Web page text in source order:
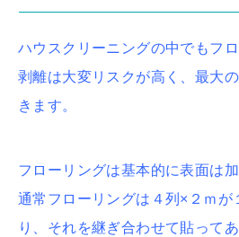
ハウスクリーニングの中でもフ
剥離は大変リスクが高く、最大
きます。
フローリングは基本的に表面は
通常フローリングは４列×２ｍが
り、それを継ぎ合わせて貼ってあ